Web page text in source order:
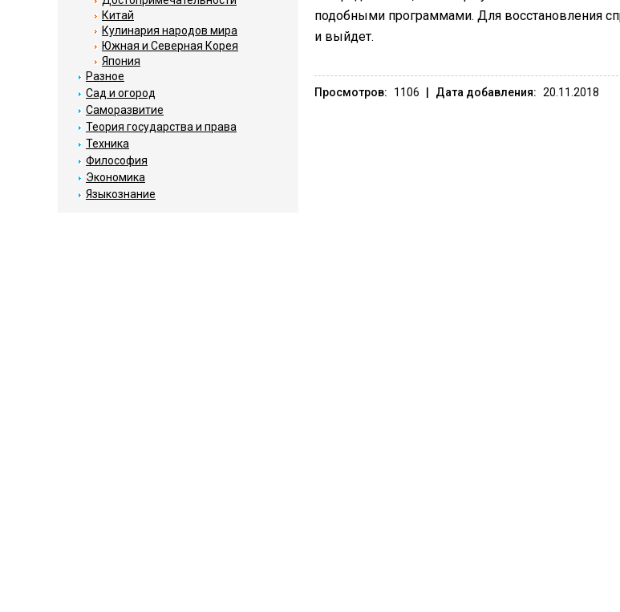
подобными программами. Для восстановления
и выйдет.
Просмотров: 1106 Дата добавления: 20.11.2018
Китай
Кулинария народов мира
Южная и Северная Корея
Япония
Разное
Сад и огород
Саморазвитие
Теория государства и права
Техника
Философия
Экономика
Языкознание